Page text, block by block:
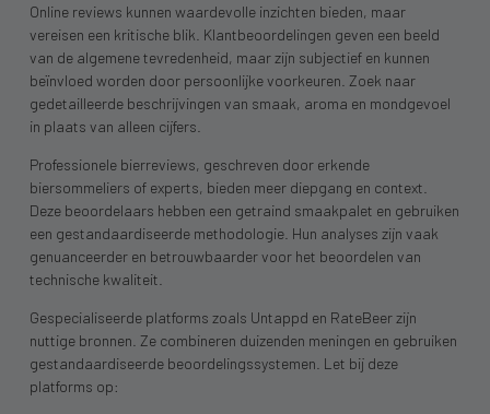
Online reviews kunnen waardevolle inzichten bieden, maar
vereisen een kritische blik. Klantbeoordelingen geven een beeld
van de algemene tevredenheid, maar zijn subjectief en kunnen
beïnvloed worden door persoonlijke voorkeuren. Zoek naar
gedetailleerde beschrijvingen van smaak, aroma en mondgevoel
in plaats van alleen cijfers.
Professionele bierreviews, geschreven door erkende
biersommeliers of experts, bieden meer diepgang en context.
Deze beoordelaars hebben een getraind smaakpalet en gebruiken
een gestandaardiseerde methodologie. Hun analyses zijn vaak
genuanceerder en betrouwbaarder voor het beoordelen van
technische kwaliteit.
Gespecialiseerde platforms zoals Untappd en RateBeer zijn
nuttige bronnen. Ze combineren duizenden meningen en gebruiken
gestandaardiseerde beoordelingssystemen. Let bij deze
platforms op: